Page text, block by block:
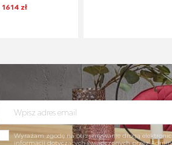
1614 zł
Wyrażam zgodę na otrzymywanie drogą
informacji dotyczących świadczonych przez